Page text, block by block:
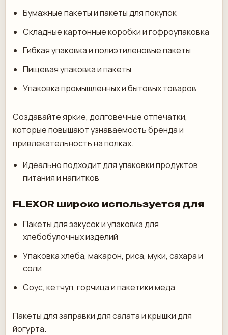
Бумажные пакеты и пакеты для покупок
Складные картонные коробки и гофроупаковка
Гибкая упаковка и полиэтиленовые пакеты
Пищевая упаковка и пакеты
Упаковка промышленных и бытовых товаров
Создавайте яркие, долговечные отпечатки,
которые повышают узнаваемость бренда и
привлекательность на полках.
Идеально подходит для упаковки продуктов
питания и напитков
FLEXOR широко используется для
Пакеты для закусок и упаковка для
хлебобулочных изделий
Упаковка хлеба, макарон, риса, муки, сахара и
соли
Соус, кетчуп, горчица и пакетики меда
Пакеты для заправки для салата и крышки для
йогурта.